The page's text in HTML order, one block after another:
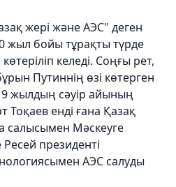
жері және АЭС" деген
жыл бойы тұрақты түрде
келеді. Соңғы рет,
Путиннің өзі көтерген
жылдың сәуір айының
енді ғана Қазақ
салысымен Мәскеуге
президенті
АЭС салуды